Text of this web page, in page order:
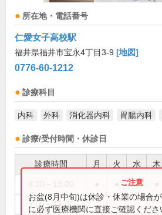
所在地・電話番号
仁愛女子高校駅
福井県福井市宝永4丁目3-9 [地図]
0776-60-1212
診療科目
内科 外科 消化器内科 胃腸内科
診療/受付時間・休診日
診療時間 月 火 水 木
●
9:00～13:00
お盆(8月中旬)は休診・休業の場合
に必ず医療機関に直接ご確認くださ